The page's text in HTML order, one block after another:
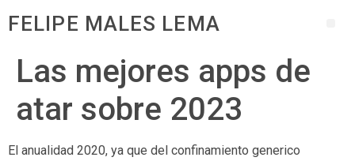
FELIPE MALES LEMA
Las mejores apps de
atar sobre 2023
El anualidad 2020, ya que del confinamiento generico